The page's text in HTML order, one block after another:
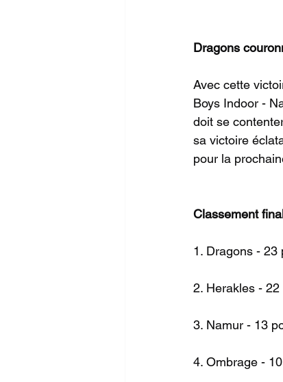
Dragons
Avec cette
Boys Indoor -
doit se
sa victoire
pour la
Classement
1. Dragons - 23
2. Herakles - 22
3. Namur - 13
4. Ombrage -